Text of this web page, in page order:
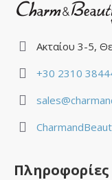
Ακταίου 3-5,
+30 2310
Πληροφορίες